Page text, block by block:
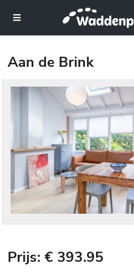
Aan de Brink
Prijs: € 393.95